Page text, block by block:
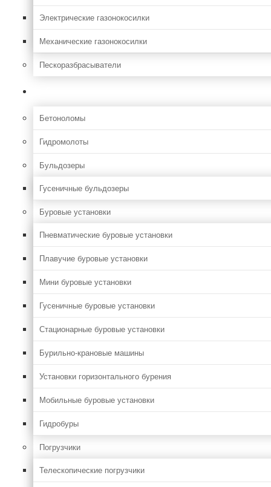
Электрические газонокосилки
Механические газонокосилки
Пескоразбрасыватели
Бетоноломы
Гидромолоты
Бульдозеры
Гусеничные бульдозеры
Буровые установки
Пневматические буровые установки
Плавучие буровые установки
Мини буровые установки
Гусеничные буровые установки
Стационарные буровые установки
Бурильно-крановые машины
Установки горизонтального бурения
Мобильные буровые установки
Гидробуры
Погрузчики
Телескопические погрузчики